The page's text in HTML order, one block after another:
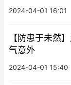
2024-04-01 16:01
【防患于未然
气意外
2024-04-01 15:40